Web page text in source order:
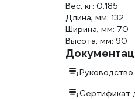
Вес, кг: 0.185
Длина, мм: 132
Ширина, мм: 70
Высота, мм: 90
Руководство
Сертификат